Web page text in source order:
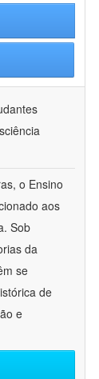
o Ensino
aos
Sob
da
se
de
e